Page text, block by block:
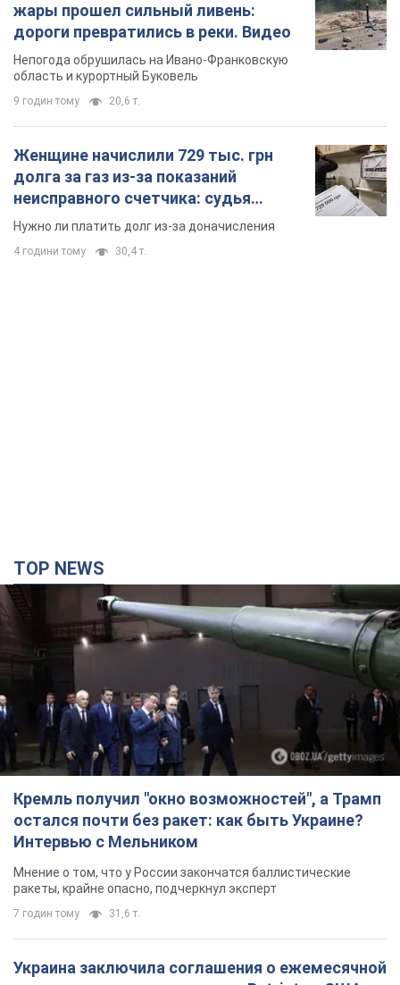
жары прошел сильный ливень:
дороги превратились в реки. Видео
Непогода обрушилась на Ивано-Франковскую
область и курортный Буковель
9 годин тому 20,6 т.
Женщине начислили 729 тыс. грн
долга за газ из-за показаний
неисправного счетчика: судья
вынес неожиданное решение
Нужно ли платить долг из-за доначисления
4 години тому 30,4 т.
TOP NEWS
Кремль получил "окно возможностей", а Трамп
остался почти без ракет: как быть Украине?
Интервью с Мельником
Мнение о том, что у России закончатся баллистические
ракеты, крайне опасно, подчеркнул эксперт
7 годин тому 31,6 т.
Украина заключила соглашения о ежемесячной